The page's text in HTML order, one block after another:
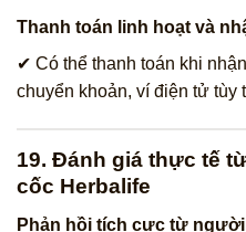
Thanh toán linh hoạt và
✔ Có thể thanh toán khi
chuyển khoản, ví điện tử tùy
19. Đánh giá thực tế
cốc Herbalife
Phản hồi tích cực từ